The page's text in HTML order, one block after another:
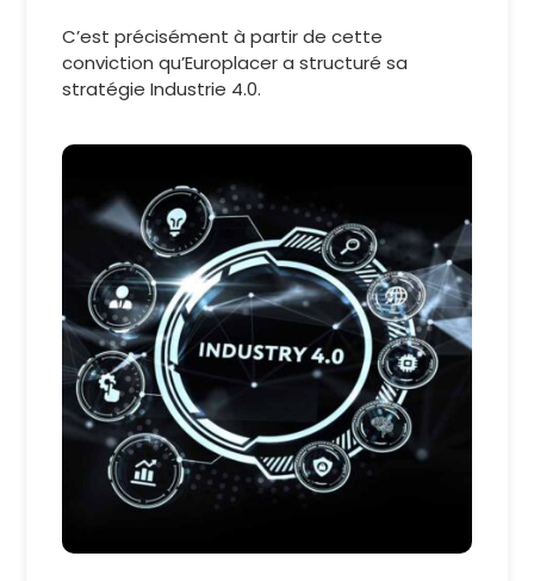
C’est précisément à partir de cette
conviction qu’Europlacer a structuré sa
stratégie Industrie 4.0.